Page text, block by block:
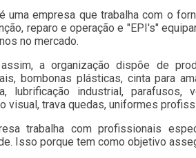
uma empresa que trabalha com o
reparo e operação e "EPI's"
no mercado.
a organização dispõe de
bombonas plásticas, cinta para
lubrificação industrial,
visual, trava quedas, uniformes
trabalha com profissionais
Isso porque tem como objetivo